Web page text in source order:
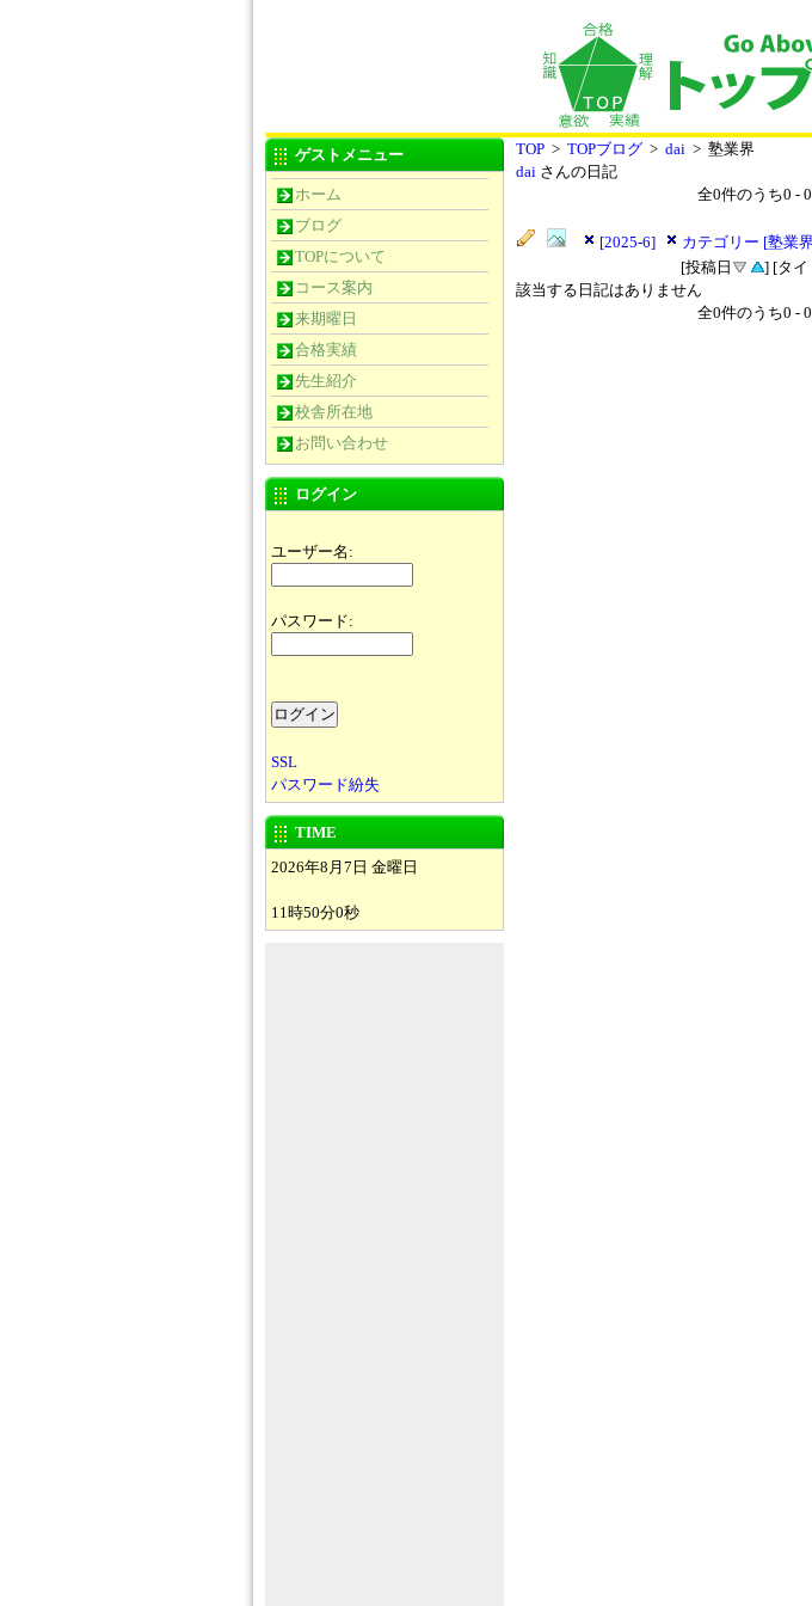
ゲストメニュー
ホーム
ブログ
TOPについて
コース案内
来期曜日
合格実績
先生紹介
校舎所在地
お問い合わせ
ログイン
ユーザー名:
パスワード:
SSL
パスワード紛失
TIME
2026年8月7日 金曜日
11時50分0秒
TOP > TOPブログ > dai > 塾業界
dai さんの日記
全0件のうち0 - 0
[2025-6]
カテゴリー [塾業
[投稿日
] [タイ
該当する日記はありません
全0件のうち0 - 0